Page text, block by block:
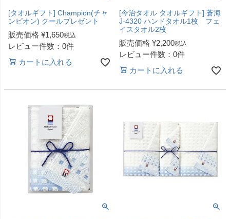
[タオルギフト] Champion(チャ
ンピオン) クールプレゼント
販売価格 ¥1,650税込
レビュー件数：0件
カートに入れる
[今治タオル タオルギフト] 蒼海
J-4320 ハンドタオル1枚 フェ
イスタオル2枚
販売価格 ¥2,200税込
レビュー件数：0件
カートに入れる